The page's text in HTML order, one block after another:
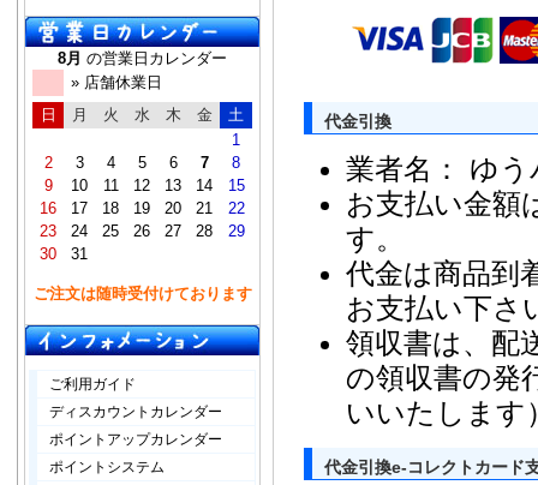
8月 の営業日カレンダー
» 店舗休業日
日
月 火 水 木 金
土
1
2
3 4 5 6 7
8
9
10 11 12 13 14
15
16
17 18 19 20 21
22
23
24 25 26 27 28
29
30
31
ご注文は随時受付けております
ご利用ガイド
ディスカウントカレンダー
ポイントアップカレンダー
ポイントシステム
代金引換
業者名： ゆ
お支払い金額
す。
代金は商品到
お支払い下さ
領収書は、配
の領収書の発
いいたします
代金引換e-コレクトカード